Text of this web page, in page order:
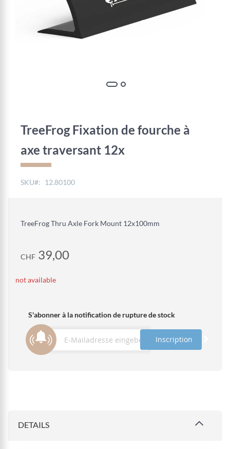
TreeFrog Fixation de fourche à
axe traversant 12x
SKU 12.80100
TreeFrog Thru Axle Fork Mount 12x100mm
CHF 39,00
not available
S'abonner à la notification de rupture de stock
Inscription
beginning
images
DETAILS